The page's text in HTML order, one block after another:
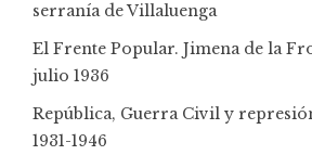
serranía de Villaluenga
El Frente Popular. Jimena de la
julio 1936
República, Guerra Civil y
1931-1946